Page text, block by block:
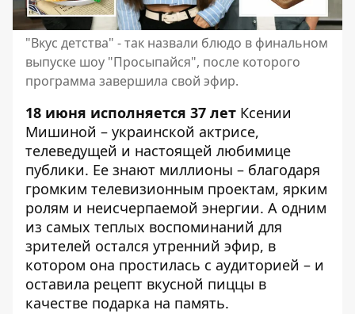
"Вкус детства" - так назвали блюдо в финальном
выпуске шоу "Просыпайся", после которого
программа завершила свой эфир.
18 июня исполняется 37 лет Ксении
Мишиной – украинской актрисе,
телеведущей и настоящей любимице
публики. Ее знают миллионы – благодаря
громким телевизионным проектам, ярким
ролям и неисчерпаемой энергии. А одним
из самых теплых воспоминаний для
зрителей остался утренний эфир, в
котором она простилась с аудиторией – и
оставила рецепт вкусной пиццы в
качестве подарка на память.